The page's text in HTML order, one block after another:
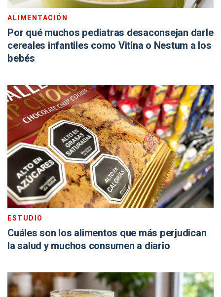
ALIMENTACIÓN
Por qué muchos pediatras desaconsejan darle
cereales infantiles como Vitina o Nestum a los
bebés
ESTUDIO
Cuáles son los alimentos que más perjudican
la salud y muchos consumen a diario